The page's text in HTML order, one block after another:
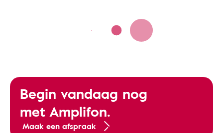
Begin vandaag nog
met Amplifon.
Maak een afspraak